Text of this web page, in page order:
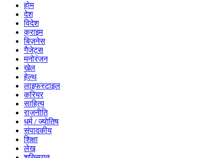
होम
देश
विदेश
क्राइम
बिज़नेस
गैजेट्स
मनोरंजन
खेल
हेल्थ
लाइफस्टाइल
करियर
साहित्य
राजनीति
धर्म / ज्योतिष
संपादकीय
शिक्षा
लेख